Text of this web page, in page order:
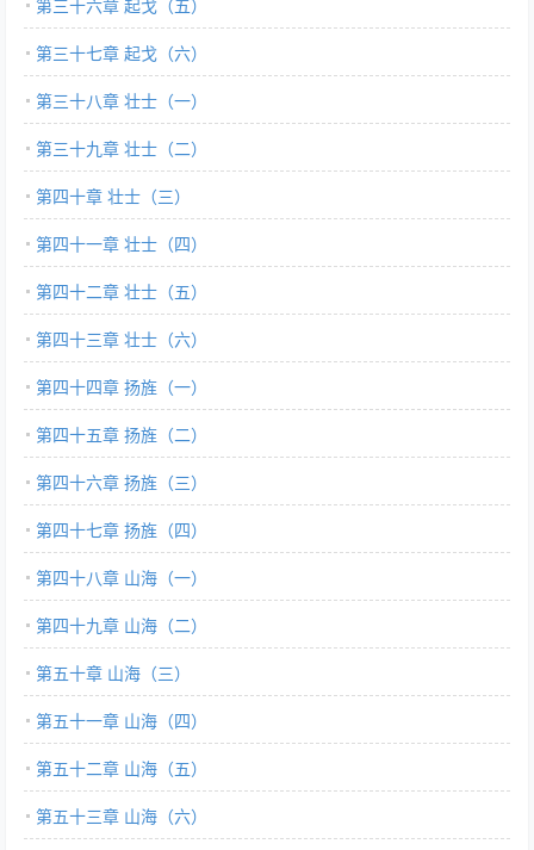
第三十六章 起戈（五）
第三十七章 起戈（六）
第三十八章 壮士（一）
第三十九章 壮士（二）
第四十章 壮士（三）
第四十一章 壮士（四）
第四十二章 壮士（五）
第四十三章 壮士（六）
第四十四章 扬旌（一）
第四十五章 扬旌（二）
第四十六章 扬旌（三）
第四十七章 扬旌（四）
第四十八章 山海（一）
第四十九章 山海（二）
第五十章 山海（三）
第五十一章 山海（四）
第五十二章 山海（五）
第五十三章 山海（六）